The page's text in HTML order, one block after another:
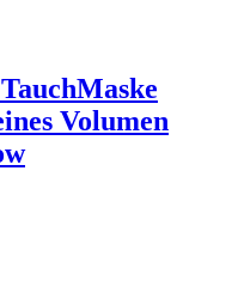
Volumen